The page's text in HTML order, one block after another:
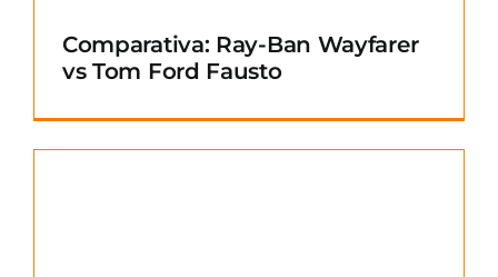
Comparativa: Ray-Ban Wayfarer
vs Tom Ford Fausto